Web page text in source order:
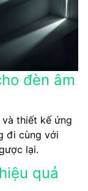
đèn âm
thiết kế ứng
đi cùng với
lại.
quả